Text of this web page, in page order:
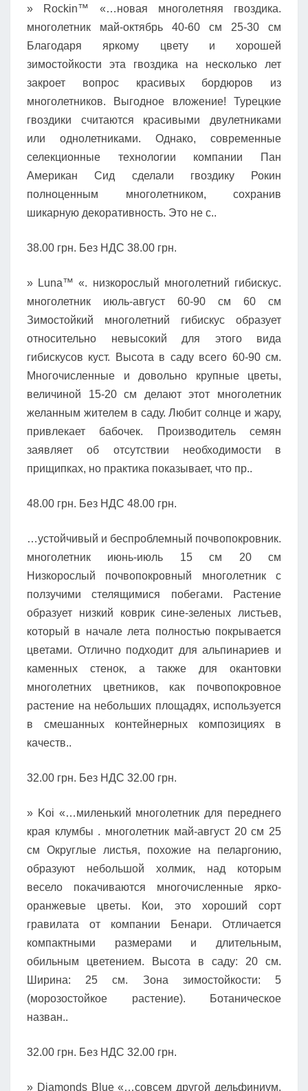
» Rockin™ «…новая многолетняя гвоздика.
многолетник май-октябрь 40-60 см 25-30 см
Благодаря яркому цвету и хорошей
зимостойкости эта гвоздика на несколько лет
закроет вопрос красивых бордюров из
многолетников. Выгодное вложение! Турецкие
гвоздики считаются красивыми двулетниками
или однолетниками. Однако, современные
селекционные технологии компании Пан
Американ Сид сделали гвоздику Рокин
полноценным многолетником, сохранив
шикарную декоративность. Это не с..
38.00 грн. Без НДС 38.00 грн.
» Luna™ «. низкорослый многолетний гибискус.
многолетник июль-август 60-90 см 60 см
Зимостойкий многолетний гибискус образует
относительно невысокий для этого вида
гибискусов куст. Высота в саду всего 60-90 см.
Многочисленные и довольно крупные цветы,
величиной 15-20 см делают этот многолетник
желанным жителем в саду. Любит солнце и жару,
привлекает бабочек. Производитель семян
заявляет об отсутствии необходимости в
прищипках, но практика показывает, что пр..
48.00 грн. Без НДС 48.00 грн.
…устойчивый и беспроблемный почвопокровник.
многолетник июнь-июль 15 см 20 см
Низкорослый почвопокровный многолетник с
ползучими стелящимися побегами. Растение
образует низкий коврик сине-зеленых листьев,
который в начале лета полностью покрывается
цветами. Отлично подходит для альпинариев и
каменных стенок, а также для окантовки
многолетних цветников, как почвопокровное
растение на небольших площадях, используется
в смешанных контейнерных композициях в
качеств..
32.00 грн. Без НДС 32.00 грн.
» Koi «…миленький многолетник для переднего
края клумбы . многолетник май-август 20 см 25
см Округлые листья, похожие на пеларгонию,
образуют небольшой холмик, над которым
весело покачиваются многочисленные ярко-
оранжевые цветы. Кои, это хороший сорт
гравилата от компании Бенари. Отличается
компактными размерами и длительным,
обильным цветением. Высота в саду: 20 см.
Ширина: 25 см. Зона зимостойкости: 5
(морозостойкое растение). Ботаническое
назван..
32.00 грн. Без НДС 32.00 грн.
» Diamonds Blue «…совсем другой дельфиниум.